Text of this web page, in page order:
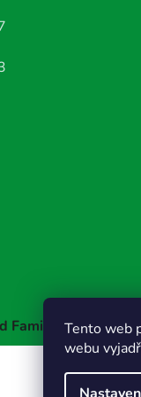
Tento web
webu
Family . Všechna